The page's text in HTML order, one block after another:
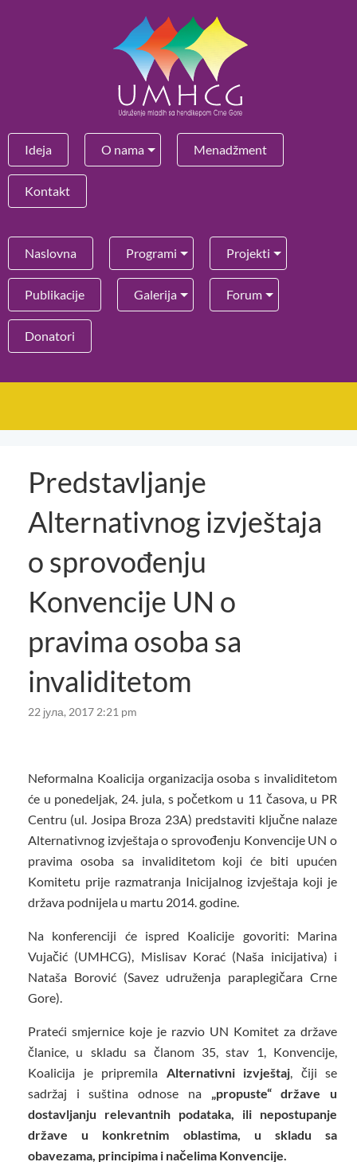
Ideja O nama Menadžment
Kontakt
Naslovna Programi Projekti
Publikacije Galerija Forum
Donatori
Predstavljanje
Alternativnog izvještaja
o sprovođenju
Konvencije UN o
pravima osoba sa
invaliditetom
22 јула, 2017 2:21 pm
Neformalna Koalicija organizacija osoba s invaliditetom
će u ponedeljak, 24. jula, s početkom u 11 časova, u PR
Centru (ul. Josipa Broza 23A) predstaviti ključne nalaze
Alternativnog izvještaja o sprovođenju Konvencije UN o
pravima osoba sa invaliditetom koji će biti upućen
Komitetu prije razmatranja Inicijalnog izvještaja koji je
država podnijela u martu 2014. godine.
Na konferenciji će ispred Koalicije govoriti: Marina
Vujačić (UMHCG), Mislisav Korać (Naša inicijativa) i
Nataša Borović (Savez udruženja paraplegičara Crne
Gore).
Prateći smjernice koje je razvio UN Komitet za države
članice, u skladu sa članom 35, stav 1, Konvencije,
Koalicija je pripremila Alternativni izvještaj, čiji se
sadržaj i suština odnose na „propuste“ države u
dostavljanju relevantnih podataka, ili nepostupanje
države u konkretnim oblastima, u skladu sa
obavezama, principima i načelima Konvencije.